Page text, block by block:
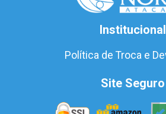
Institucional
Política de Troca e
Site Seguro